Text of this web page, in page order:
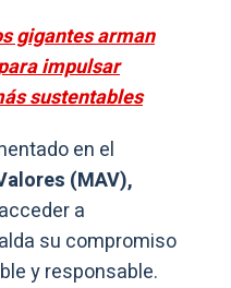
gigantes arman
impulsar
sustentables
en el
(MAV),
a
su compromiso
y responsable.